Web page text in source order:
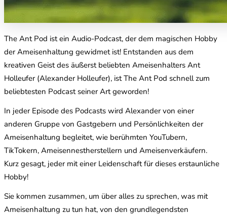
The Ant Pod ist ein Audio-Podcast, der dem magischen Hobby
der Ameisenhaltung gewidmet ist! Entstanden aus dem
kreativen Geist des äußerst beliebten Ameisenhalters Ant
Holleufer (Alexander Holleufer), ist The Ant Pod schnell zum
beliebtesten Podcast seiner Art geworden!
In jeder Episode des Podcasts wird Alexander von einer
anderen Gruppe von Gastgebern und Persönlichkeiten der
Ameisenhaltung begleitet, wie berühmten YouTubern,
TikTokern, Ameisennestherstellern und Ameisenverkäufern.
Kurz gesagt, jeder mit einer Leidenschaft für dieses erstaunliche
Hobby!
Sie kommen zusammen, um über alles zu sprechen, was mit
Ameisenhaltung zu tun hat, von den grundlegendsten